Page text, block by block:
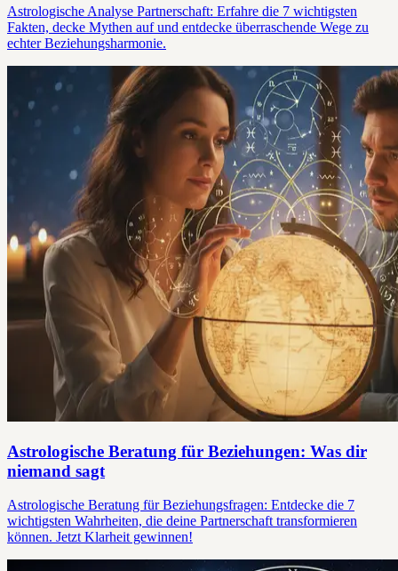
Astrologische Analyse Partnerschaft: Erfahre die 7 wichtigsten
Fakten, decke Mythen auf und entdecke überraschende Wege zu
echter Beziehungsharmonie.
Astrologische Beratung für Beziehungen: Was dir
niemand sagt
Astrologische Beratung für Beziehungsfragen: Entdecke die 7
wichtigsten Wahrheiten, die deine Partnerschaft transformieren
können. Jetzt Klarheit gewinnen!